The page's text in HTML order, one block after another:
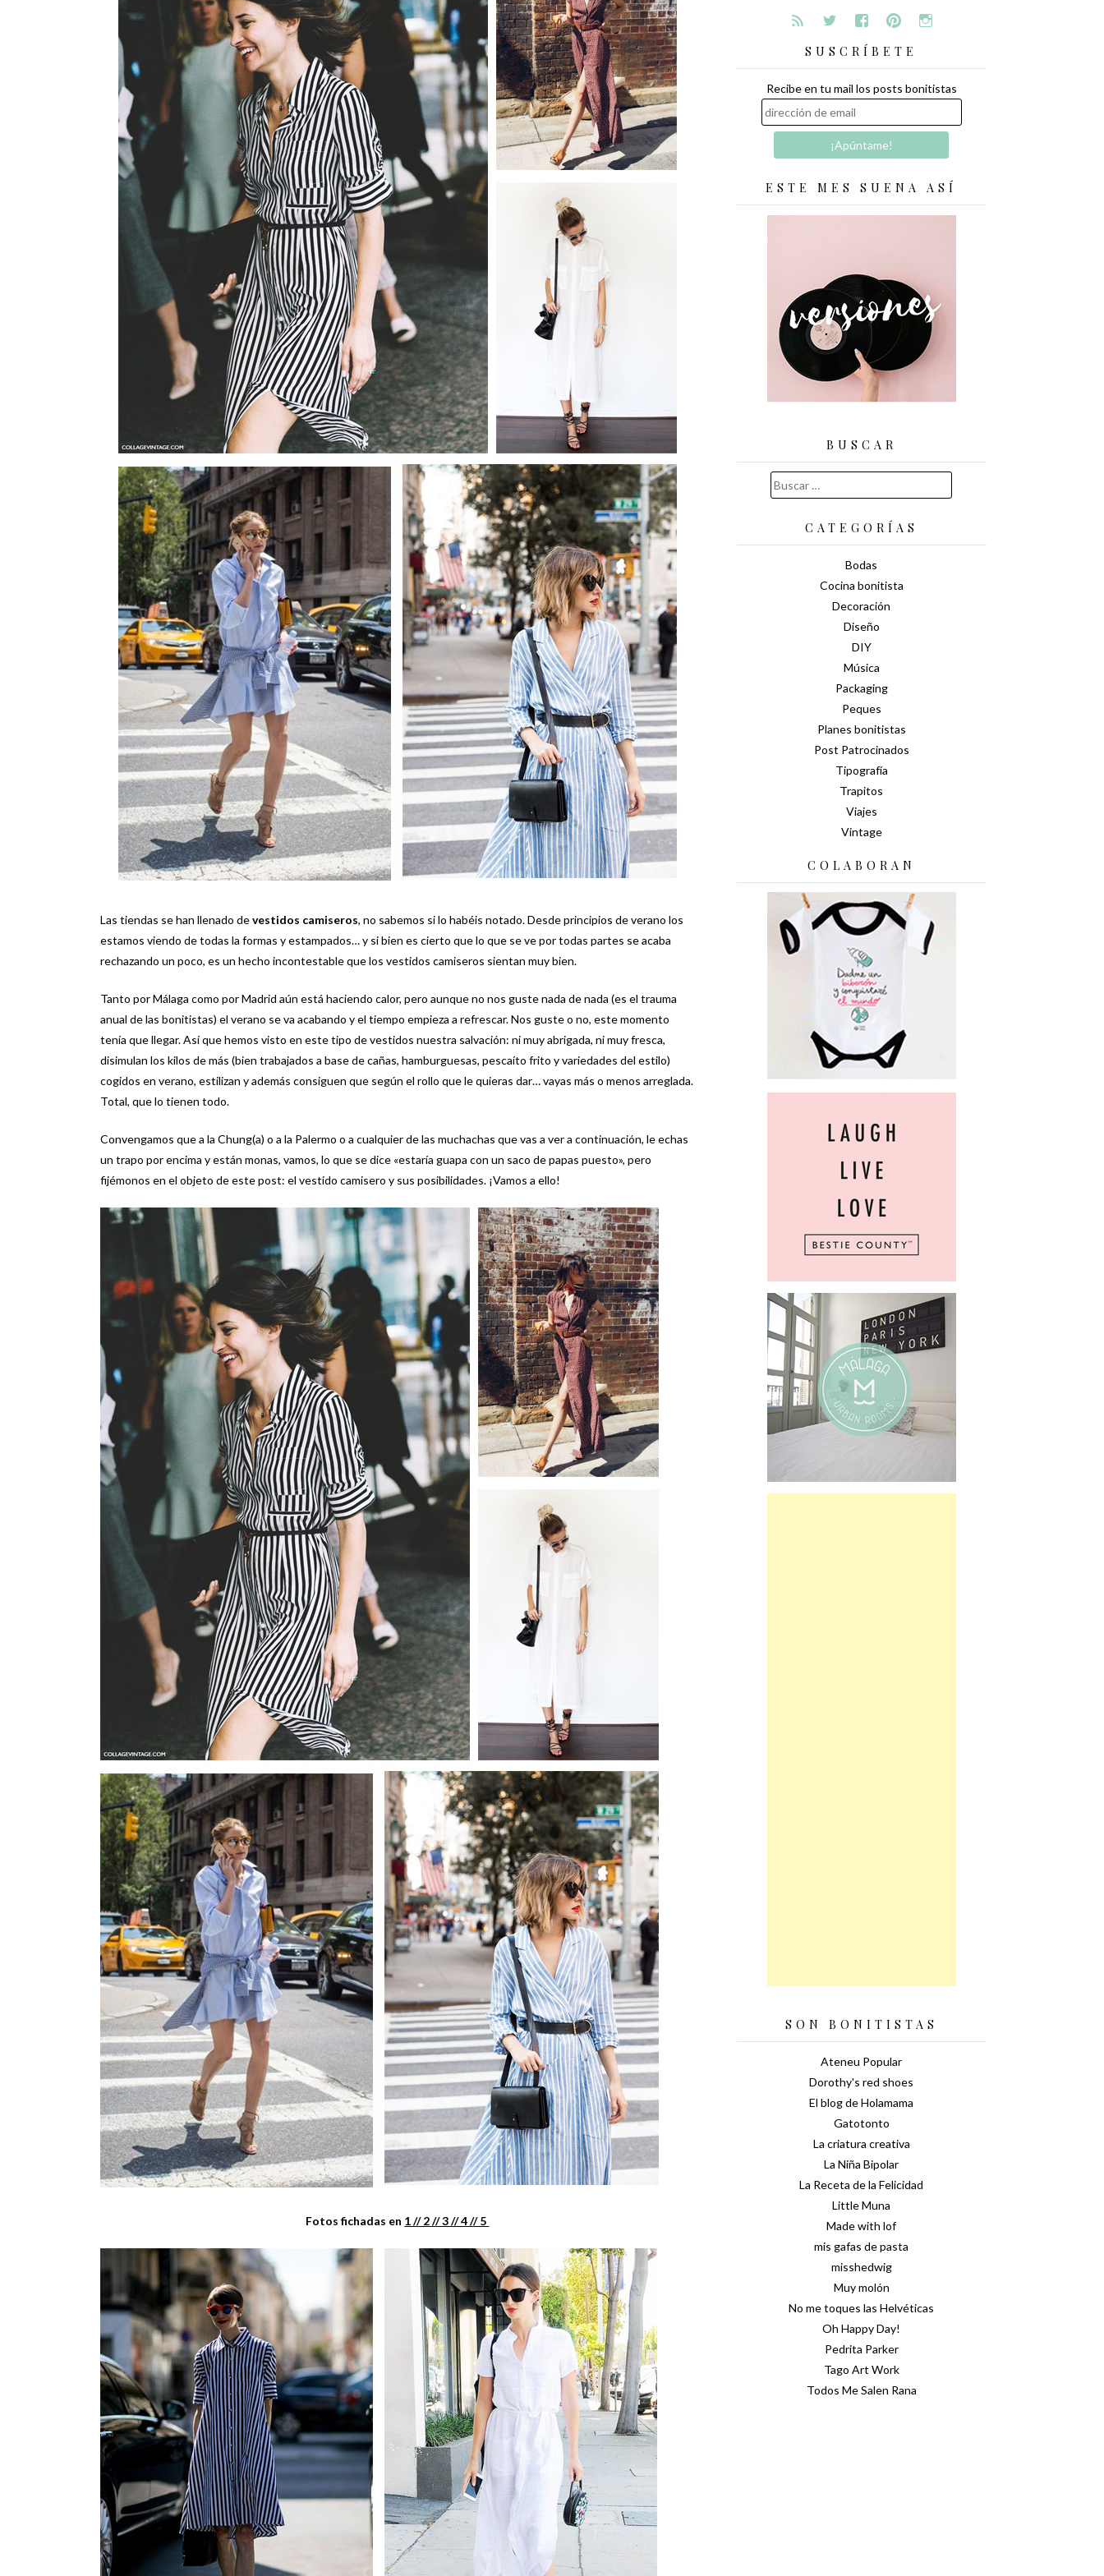
Las tiendas se han llenado devestidos camiseros, no sabemos si lo habéis notado. Desde principios de verano los
estamos viendo de todas la formas y estampados… y si bien es cierto que lo que se ve por todas partes se acaba
rechazando un poco, es un hecho incontestable que los vestidos camiseros sientan muy bien.
Tanto por Málaga como por Madrid aún está haciendo calor, pero aunque no nos guste nada de nada (es el trauma
anual de las bonitistas) el verano se va acabando y el tiempo empieza a refrescar. Nos guste o no, este momento
tenía que llegar. Así que hemos visto en este tipo de vestidos nuestra salvación: ni muy abrigada, ni muy fresca,
disimulan los kilos de más (bien trabajados a base de cañas, hamburguesas, pescaíto frito y variedades del estilo)
cogidos en verano, estilizan y además consiguen que según el rollo que le quieras dar… vayas más o menos arreglada.
Total, que lo tienen todo.
Convengamos que a la Chung(a) o a la Palermo o a cualquier de las muchachas que vas a ver a continuación, le echas
un trapo por encima y están monas, vamos, lo que se dice «estaría guapa con un saco de papas puesto», pero
fijémonos en el objeto de este post: el vestido camisero y sus posibilidades. ¡Vamos a ello!
Fotos fichadas en 1 // 2 // 3 // 4 // 5
SUSCRÍBETE
Recibe en tu mail los posts bonitistas
ESTE MES SUENA ASÍ
BUSCAR
Buscar:
CATEGORÍAS
Bodas
Cocina bonitista
Decoración
Diseño
DIY
Música
Packaging
Peques
Planes bonitistas
Post Patrocinados
Tipografía
Trapitos
Viajes
Vintage
COLABORAN
SON BONITISTAS
Ateneu Popular
Dorothy's red shoes
El blog de Holamama
Gatotonto
La criatura creativa
La Niña Bipolar
La Receta de la Felicidad
Little Muna
Made with lof
mis gafas de pasta
misshedwig
Muy molón
No me toques las Helvéticas
Oh Happy Day!
Pedrita Parker
Tago Art Work
Todos Me Salen Rana